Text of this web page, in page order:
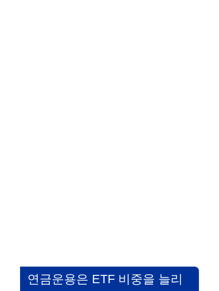
연금운용은 ETF 비중을 늘리